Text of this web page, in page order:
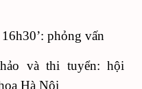
phỏng vấn
và thi tuyển: hội
Hà Nội